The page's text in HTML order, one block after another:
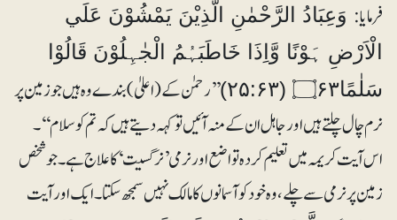
فرمایا:وَعِبَادُ الرَّحْمٰنِ الَّذِيْنَ يَمْشُوْنَ عَلَي
الْاَرْضِ ہَوْنًا وَّاِذَا خَاطَبَہُمُ الْجٰہِلُوْنَ قَالُوْا
سَلٰمًا۝۶۳ (۲۵:۶۳)
’’رحمٰن کے (اعلیٰ) بندے وہ ہیں جو زمین پر
نرم چال چلتے ہیں اور جاہل ان کے منہ آئیں تو کہہ دیتے ہیں کہ تم کو سلام‘‘۔
اس آیت کریمہ میں تعلیم کردہ تواضع اور نرمی ’نرگسیت‘ کا علاج ہے۔ جو شخص
زمین پر نرمی سے چلے، وہ خود کو آسمانوں کا مالک نہیں سمجھ سکتا۔ ایک اور آیت